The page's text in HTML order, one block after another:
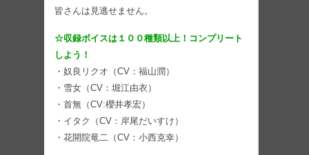
皆さんは見逃せません。
☆収録ボイスは１００種類以上！コンプリート
しよう！
・奴良リクオ（CV：福山潤）
・雪女（CV：堀江由衣）
・首無（CV:櫻井孝宏）
・イタク（CV：岸尾だいすけ）
・花開院竜二（CV：小西克幸）